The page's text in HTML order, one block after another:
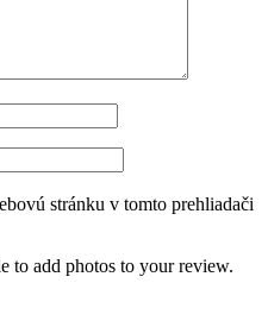
stránku v tomto prehliadači
to add photos to your review.